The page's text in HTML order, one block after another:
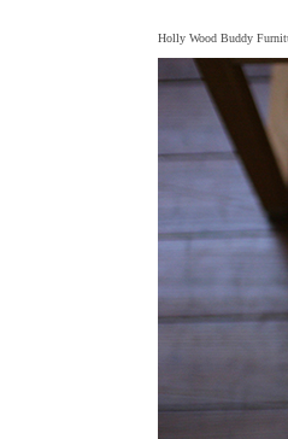
Holly Wood Buddy